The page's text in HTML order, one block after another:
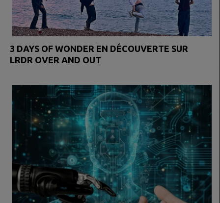
3 DAYS OF WONDER EN DÉCOUVERTE SUR
LRDR OVER AND OUT